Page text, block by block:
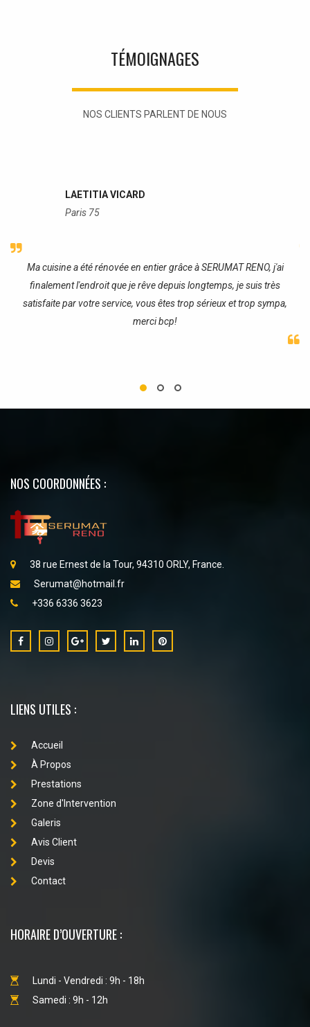
TÉMOIGNAGES
NOS CLIENTS PARLENT DE NOUS
LAETITIA VICARD
Paris 75
Ma cuisine a été rénovée en entier grâce à SERUMAT RENO, j'ai
finalement l'endroit que je rêve depuis longtemps, je suis très
satisfaite par votre service, vous êtes trop sérieux et trop sympa,
merci bcp!
NOS COORDONNÉES :
38 rue Ernest de la Tour, 94310 ORLY, France.
Serumat@hotmail.fr
+336 6336 3623
LIENS UTILES :
Accueil
À Propos
Prestations
Zone d'Intervention
Galeris
Avis Client
Devis
Contact
HORAIRE D’OUVERTURE :
Lundi - Vendredi : 9h - 18h
Samedi : 9h - 12h